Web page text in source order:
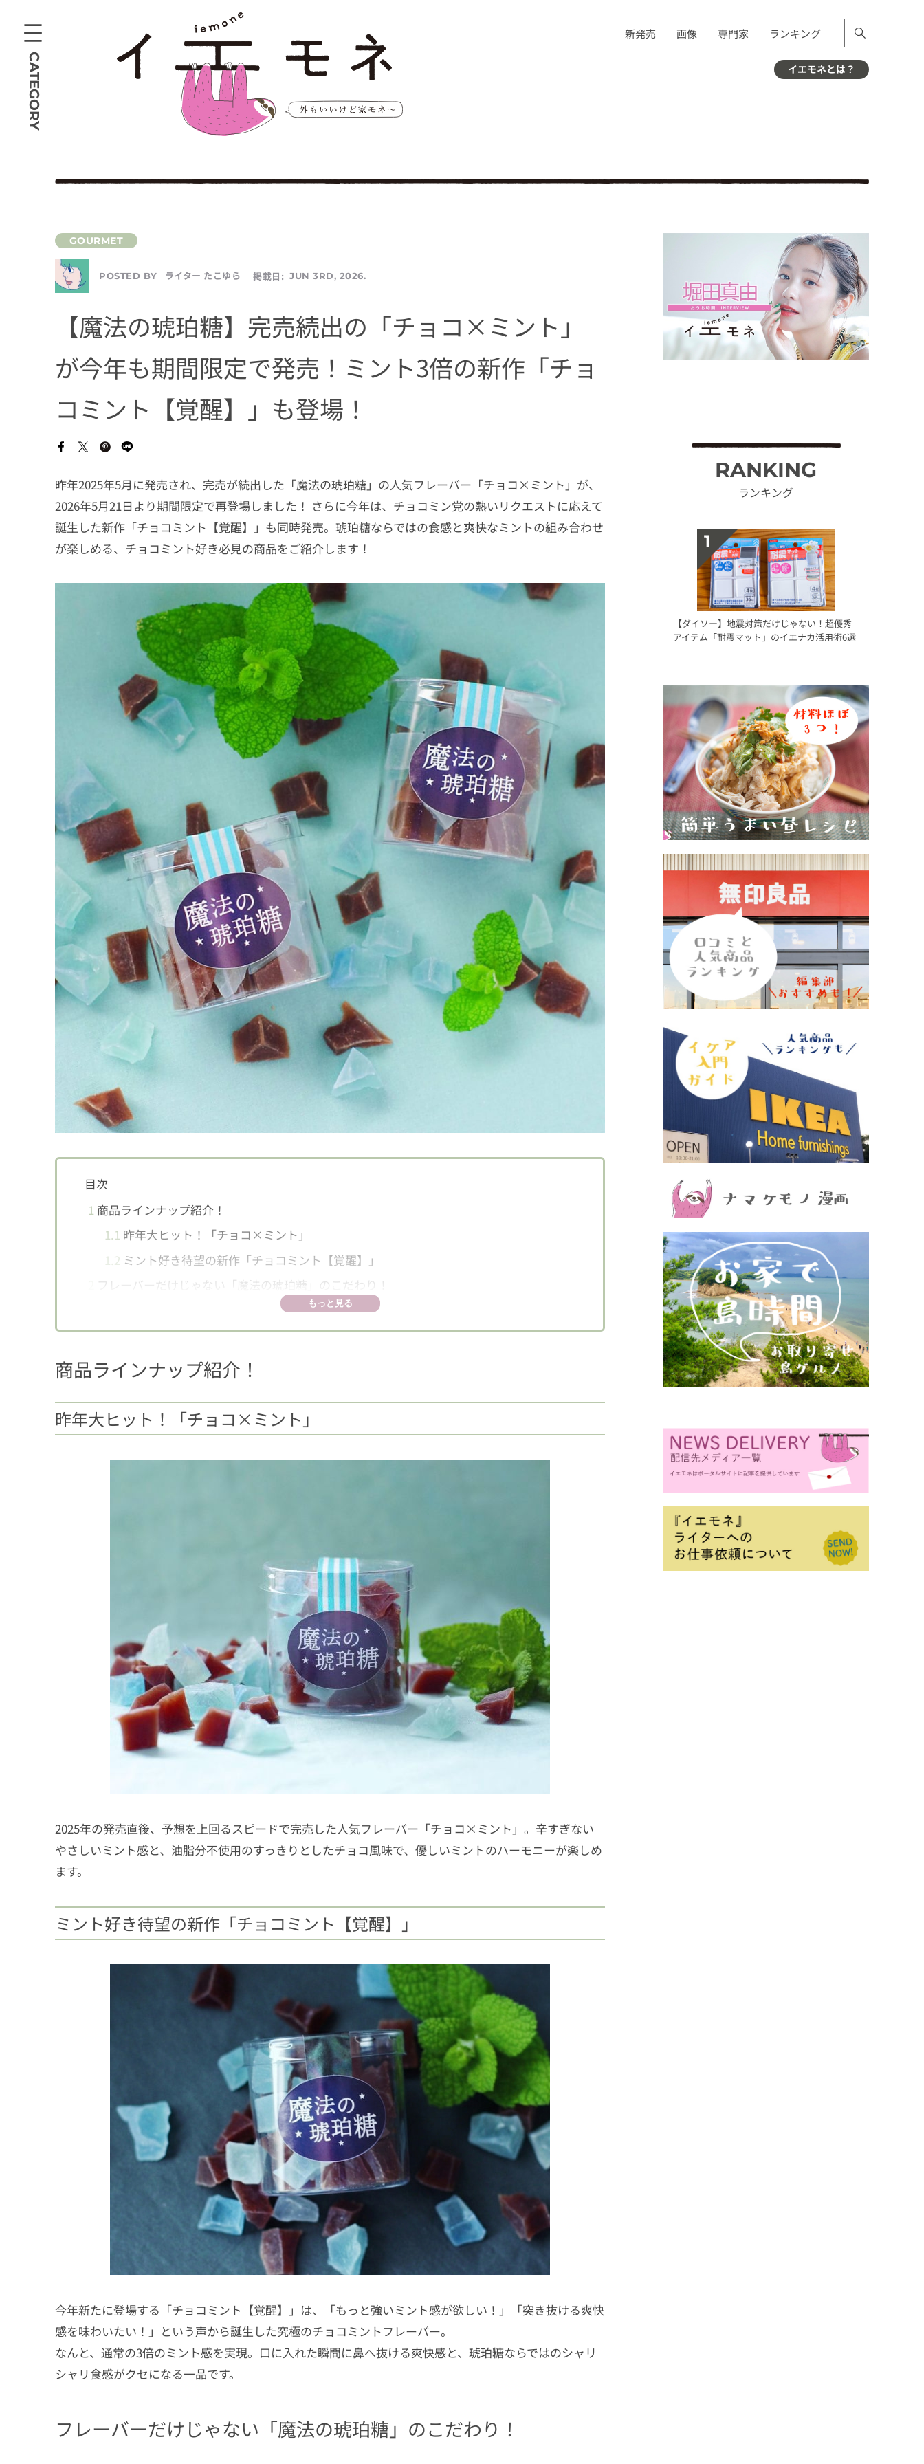
CATEGORY
新発売 画像 専門家 ランキング
イエモネとは？
POSTED BY ライター たこゆら 掲載日: JUN 3RD, 2026.
【魔法の琥珀糖】完売続出の「チョコ×ミント」
が今年も期間限定で発売！ミント3倍の新作「チョ
コミント【覚醒】」も登場！
昨年2025年5月に発売され、完売が続出した「魔法の琥珀糖」の人気フレーバー「チョコ×ミント」が、
2026年5月21日より期間限定で再登場しました！ さらに今年は、チョコミン党の熱いリクエストに応えて
誕生した新作「チョコミント【覚醒】」も同時発売。琥珀糖ならではの食感と爽快なミントの組み合わせ
が楽しめる、チョコミント好き必見の商品をご紹介します！
目次
1 商品ラインナップ紹介！
1.1 昨年大ヒット！「チョコ×ミント」
1.2 ミント好き待望の新作「チョコミント【覚醒】」
フレーバーだけじゃない「魔法の琥珀糖」のこだわり！
もっと見る
商品ラインナップ紹介！
昨年大ヒット！「チョコ×ミント」
2025年の発売直後、予想を上回るスピードで完売した人気フレーバー「チョコ×ミント」。辛すぎない
やさしいミント感と、油脂分不使用のすっきりとしたチョコ風味で、優しいミントのハーモニーが楽しめ
ます。
ミント好き待望の新作「チョコミント【覚醒】」
今年新たに登場する「チョコミント【覚醒】」は、「もっと強いミント感が欲しい！」「突き抜ける爽快
感を味わいたい！」という声から誕生した究極のチョコミントフレーバー。
なんと、通常の3倍のミント感を実現。口に入れた瞬間に鼻へ抜ける爽快感と、琥珀糖ならではのシャリ
シャリ食感がクセになる一品です。
フレーバーだけじゃない「魔法の琥珀糖」のこだわり！
RANKING
ランキング
【ダイソー】地震対策だけじゃない！超優秀
アイテム「耐震マット」のイエナカ活用術6選